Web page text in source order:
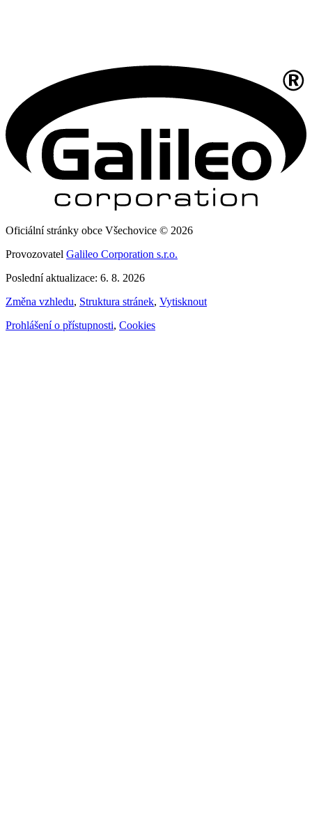
Oficiální stránky obce Všechovice © 2026
Provozovatel Galileo Corporation s.r.o.
Poslední aktualizace: 6. 8. 2026
Změna vzhledu, Struktura stránek, Vytisknout
Prohlášení o přístupnosti, Cookies